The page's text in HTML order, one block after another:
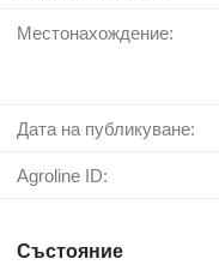
Местонахождение:
Дата на публикуване:
Agroline ID:
Състояние